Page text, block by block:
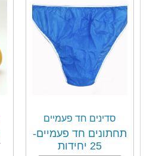
סדינים חד פעמיים
תחתונים חד פעמיים-
25 יחידות